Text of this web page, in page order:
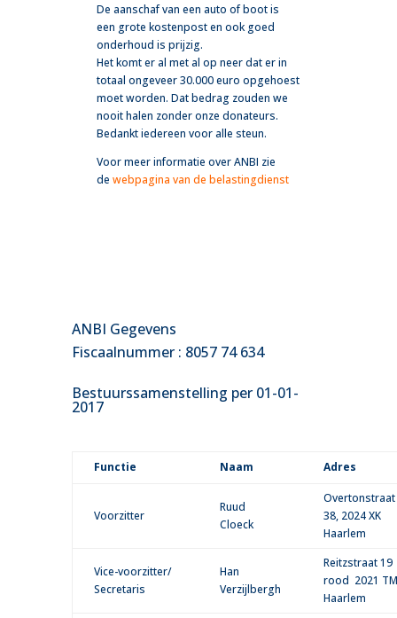
De aanschaf van een auto of boot is
een grote kostenpost en ook goed
onderhoud is prijzig.
Het komt er al met al op neer dat er in
totaal ongeveer 30.000 euro opgehoest
moet worden. Dat bedrag zouden we
nooit halen zonder onze donateurs.
Bedankt iedereen voor alle steun.
Voor meer informatie over ANBI zie
dewebpagina van de belastingdienst
ANBI Gegevens
Fiscaalnummer : 8057 74 634
Bestuurssamenstelling per 01-01-
2017
Functie Naam Adres
Voorzitter
Ruud
Cloeck
Overtonstraat
38, 2024 XK
Haarlem
Vice-voorzitter/
Secretaris
Han
Verzijlbergh
Reitzstraat 19
rood 2021
Haarlem